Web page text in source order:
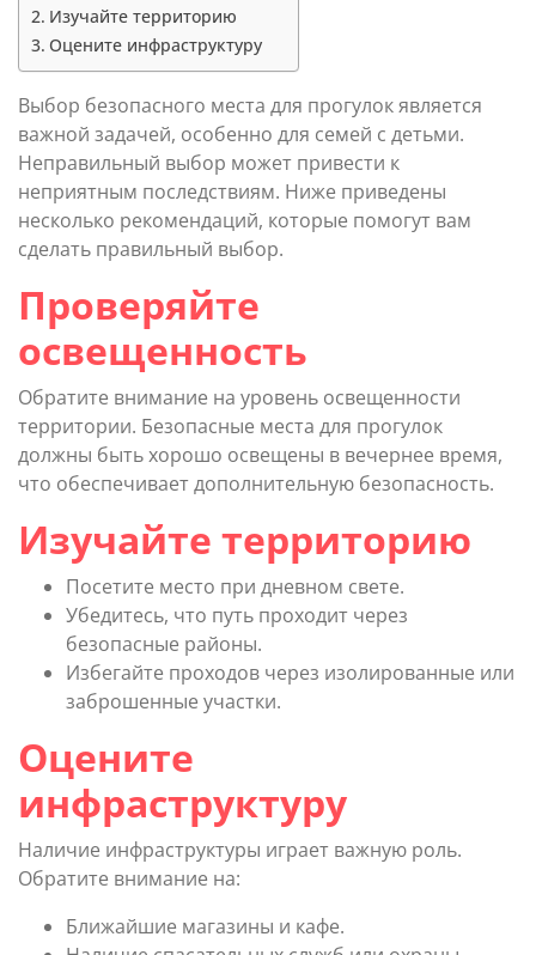
Изучайте территорию
Оцените инфраструктуру
Выбор безопасного места для прогулок является
важной задачей, особенно для семей с детьми.
Неправильный выбор может привести к
неприятным последствиям. Ниже приведены
несколько рекомендаций, которые помогут вам
сделать правильный выбор.
Проверяйте
освещенность
Обратите внимание на уровень освещенности
территории. Безопасные места для прогулок
должны быть хорошо освещены в вечернее время,
что обеспечивает дополнительную безопасность.
Изучайте территорию
Посетите место при дневном свете.
Убедитесь, что путь проходит через
безопасные районы.
Избегайте проходов через изолированные или
заброшенные участки.
Оцените
инфраструктуру
Наличие инфраструктуры играет важную роль.
Обратите внимание на:
Ближайшие магазины и кафе.